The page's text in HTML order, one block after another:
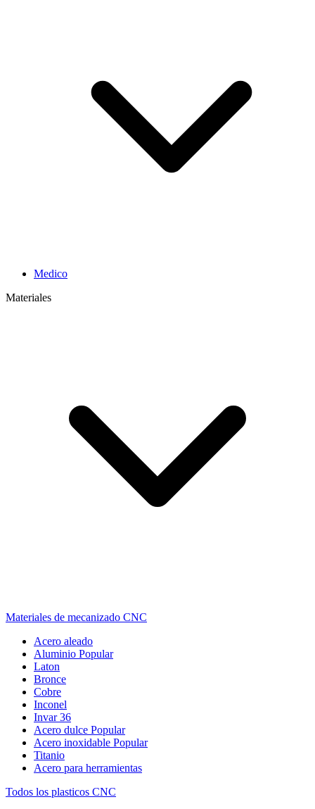
Medico
Materiales
Materiales de mecanizado CNC
Acero aleado
Aluminio Popular
Laton
Bronce
Cobre
Inconel
Invar 36
Acero dulce Popular
Acero inoxidable Popular
Titanio
Acero para herramientas
Todos los plasticos CNC